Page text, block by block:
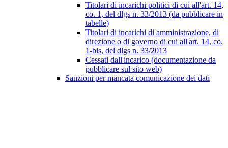
Titolari di incarichi politici di cui all'art. 14,
co. 1, del dlgs n. 33/2013 (da pubblicare in
tabelle)
Titolari di incarichi di amministrazione, di
direzione o di governo di cui all'art. 14, co.
1-bis, del dlgs n. 33/2013
Cessati dall'incarico (documentazione da
pubblicare sul sito web)
Sanzioni per mancata comunicazione dei dati